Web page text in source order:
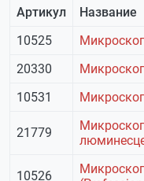
Артикул
Название
10525
20330
10531
21779
10526